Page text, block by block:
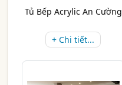
Tủ Bếp Acrylic An Cường
+ Chi tiết...